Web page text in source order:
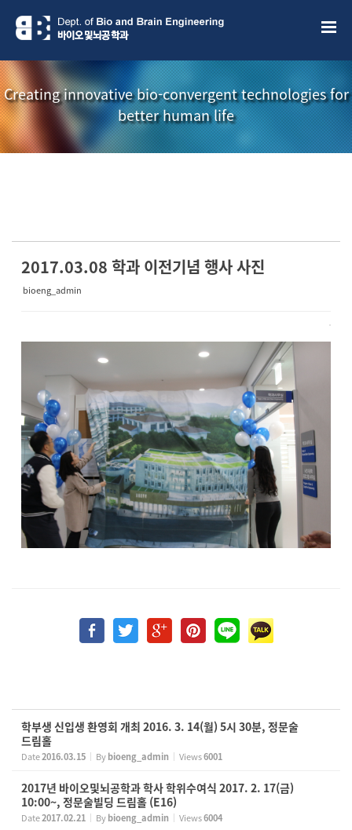
Creating innovative bio-convergent technologies for
better human life
소식지
2017.03.08 학과 이전기념 행사 사진
bioeng_admin
학부생 신입생 환영회 개최 2016. 3. 14(월) 5시 30분, 정문술
드림홀
Date2016.03.15 Bybioeng_admin Views6001
2017년 바이오및뇌공학과 학사 학위수여식 2017. 2. 17(금)
10:00~, 정문술빌딩 드림홀 (E16)
Date2017.02.21 Bybioeng_admin Views6004